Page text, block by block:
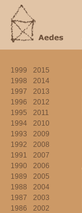
1999
1998
1997
1996
1995
1994
1993
1992
1991
1990
1989
1988
1987
1986
2015
2014
2013
2012
2011
2010
2009
2008
2007
2006
2005
2004
2003
2002